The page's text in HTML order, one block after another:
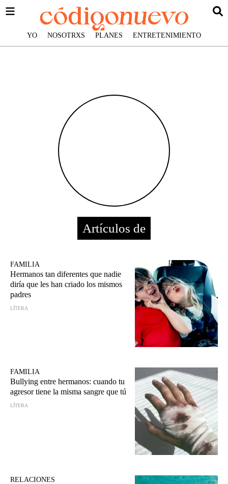
YO NOSOTRXS PLANES ENTRETENIMIENTO
Artículos de
FAMILIA
Hermanos tan diferentes que nadie
diría que les han criado los mismos
padres
LÍTERA
FAMILIA
Bullying entre hermanos: cuando tu
agresor tiene la misma sangre que tú
LÍTERA
RELACIONES